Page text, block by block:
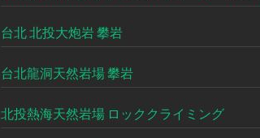
台北 北投大炮岩 攀岩
台北龍洞天然岩場 攀岩
北投熱海天然岩場 ロッククライミング